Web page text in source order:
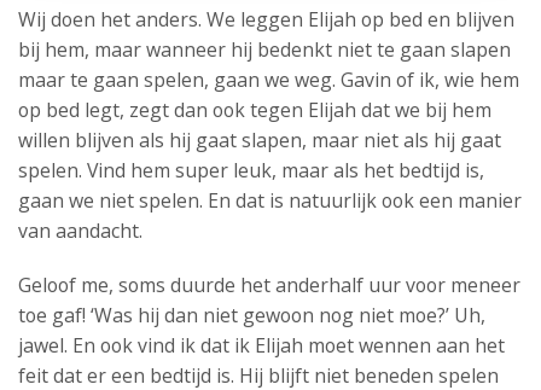
Wij doen het anders. We leggen Elijah op bed en blijven
bij hem, maar wanneer hij bedenkt niet te gaan slapen
maar te gaan spelen, gaan we weg. Gavin of ik, wie hem
op bed legt, zegt dan ook tegen Elijah dat we bij hem
willen blijven als hij gaat slapen, maar niet als hij gaat
spelen. Vind hem super leuk, maar als het bedtijd is,
gaan we niet spelen. En dat is natuurlijk ook een manier
van aandacht.
Geloof me, soms duurde het anderhalf uur voor meneer
toe gaf! ‘Was hij dan niet gewoon nog niet moe?’ Uh,
jawel. En ook vind ik dat ik Elijah moet wennen aan het
feit dat er een bedtijd is. Hij blijft niet beneden spelen